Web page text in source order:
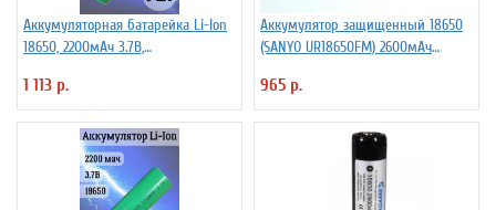
Аккумуляторная батарейка Li-Ion
18650, 2200мАч 3.7В,
1 113 р.
Аккумулятор защищенный 18650
(SANYO UR18650FM) 2600мАч
965 р.